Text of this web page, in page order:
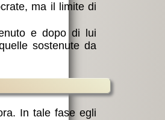
ma il limite di
e dopo di lui
sostenute da
In tale fase egli